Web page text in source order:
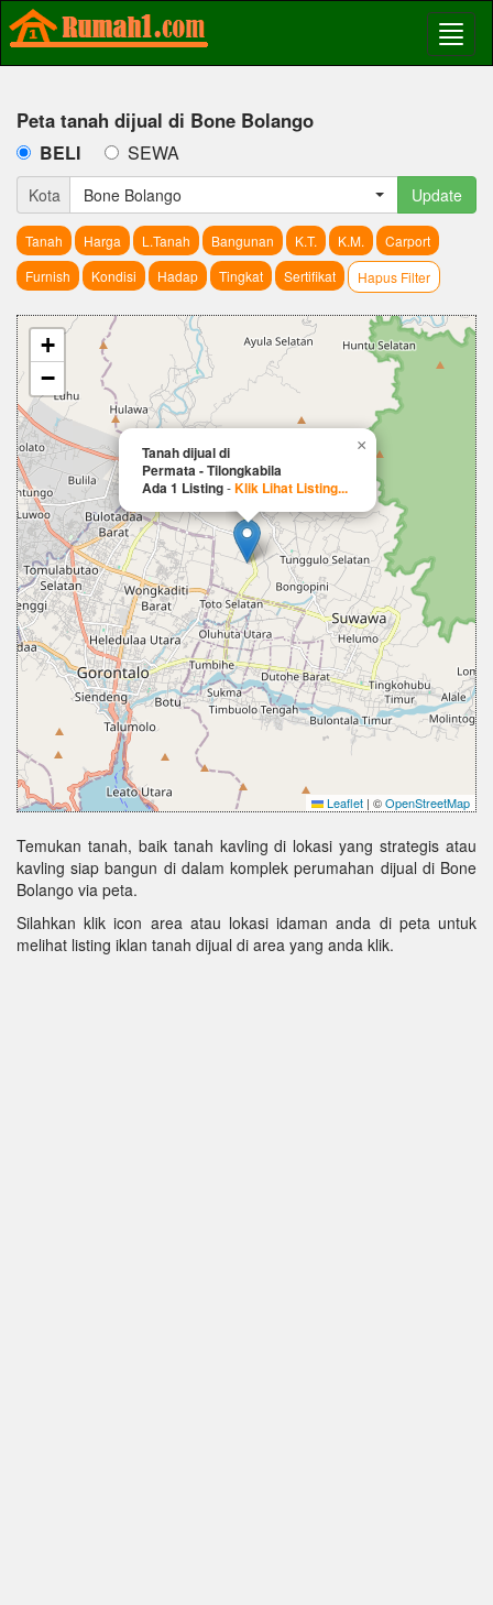
Peta tanah dijual di Bone Bolango
BELI SEWA
Kota Bone Bolango Update
Tanah Harga L.Tanah Bangunan K.T. K.M.
Carport
Furnish
Kondisi Hadap Tingkat Sertifikat Hapus Filter
Tanah dijual di
Permata - Tilongkabila
Ada 1 Listing-Klik Lihat Listing...
×
+
−
Leaflet | ©OpenStreetMap
Temukan tanah, baik tanah kavling di lokasi yang strategis atau
kavling siap bangun di dalam komplek perumahan dijual di Bone
Bolango via peta.
Silahkan klik icon area atau lokasi idaman anda di peta untuk
melihat listing iklan tanah dijual di area yang anda klik.